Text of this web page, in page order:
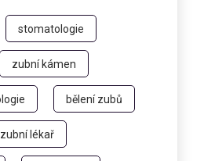
stomatologie
zubní kámen
bělení zubů
zubní lékař